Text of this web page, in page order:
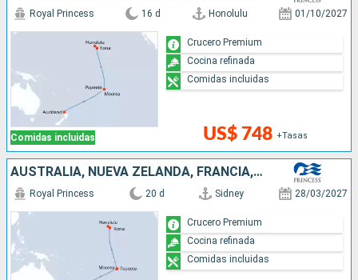
Comidas incluidas
Royal Princess 16 d Honolulu 01/10/2027
US$ 748 +Tasas
Crucero Premium
Cocina refinada
Comidas incluidas
AUSTRALIA, NUEVA ZELANDA, FRANCIA, ESTADOS UNIDOS
Royal Princess 20 d Sidney 28/03/2027
Crucero Premium
Cocina refinada
Comidas incluidas